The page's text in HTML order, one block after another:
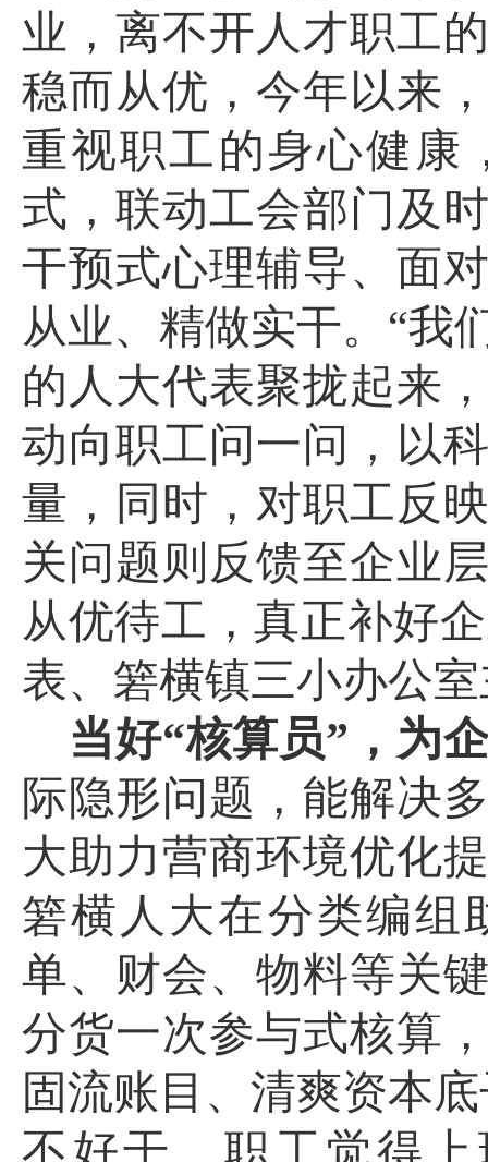
业，离不开人才职工
稳而从优，今年以来
重视职工的身心健康
式，联动工会部门及
干预式心理辅导、面
从业、精做实干。“我
的人大代表聚拢起来
动向职工问一问，以
量，同时，对职工反
关问题则反馈至企业
从优待工，真正补好
表、箬横镇三小办公
当好“核算员”，为
际隐形问题，能解决
大助力营商环境优化
箬横人大在分类编组
单、财会、物料等关
分货一次参与式核算
固流账目、清爽资本
不好干、职工觉得